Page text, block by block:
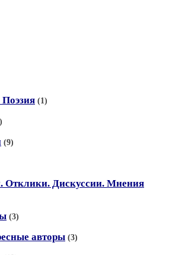
(1)
(9)
Отклики. Дискуссии. Мнения
(3)
авторы (3)